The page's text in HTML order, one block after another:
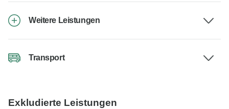
Weitere Leistungen
Transport
Exkludierte Leistungen